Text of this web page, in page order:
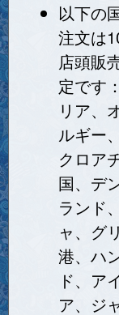
以下の
注文は
店頭販
定です
リア、
ルギー
クロア
国、デ
ランド
ャ、グ
港、ハ
ド、ア
ア、ジ